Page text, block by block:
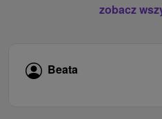
zobacz
Beata